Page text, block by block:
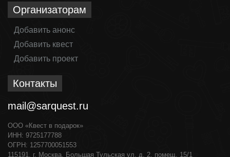
Организаторам
Добавить анонс
Добавить квест
Добавить проект
Контакты
mail@sarquest.ru
ООО «Квест в подарок»
ИНН: 9725177788
ОГРН: 1257700051553
115191, г. Москва, Большая Тульская ул, д. 2, помещ. 15/1